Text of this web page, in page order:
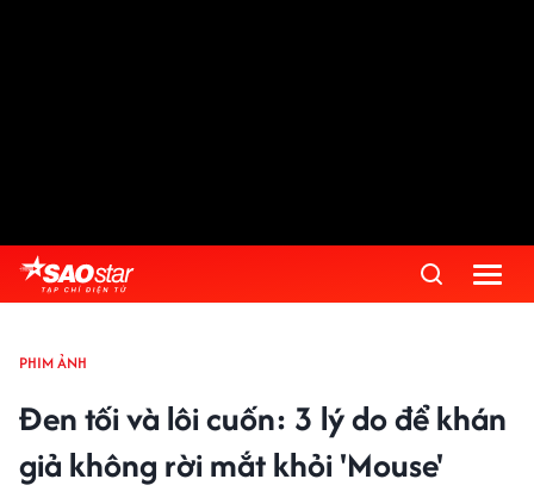
PHIM ẢNH
Đen tối và lôi cuốn: 3 lý do để khán
giả không rời mắt khỏi 'Mouse'